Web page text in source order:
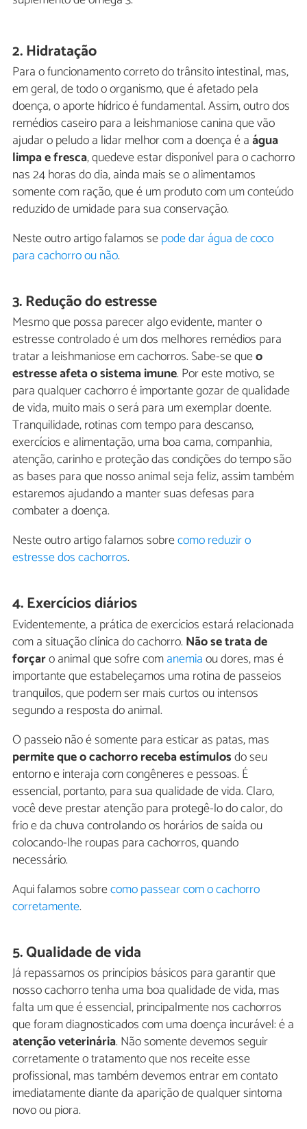
2. Hidratação
Para o funcionamento correto do trânsito intestinal, mas,
em geral, de todo o organismo, que é afetado pela
doença, o aporte hídrico é fundamental. Assim, outro dos
remédios caseiro para a leishmaniose canina que vão
ajudar o peludo a lidar melhor com a doença é aágua
limpa e fresca, quedeve estar disponível para o cachorro
nas 24 horas do dia, ainda mais se o alimentamos
somente com ração, que é um produto com um conteúdo
reduzido de umidade para sua conservação.
Neste outro artigo falamos sepode dar água de coco
para cachorro ou não.
3. Redução do estresse
Mesmo que possa parecer algo evidente, manter o
estresse controlado é um dos melhores remédios para
tratar a leishmaniose em cachorros. Sabe-se queo
estresse afeta o sistema imune. Por este motivo, se
para qualquer cachorro é importante gozar de qualidade
de vida, muito mais o será para um exemplar doente.
Tranquilidade, rotinas com tempo para descanso,
exercícios e alimentação, uma boa cama, companhia,
atenção, carinho e proteção das condições do tempo são
as bases para que nosso animal seja feliz, assim também
estaremos ajudando a manter suas defesas para
combater a doença.
Neste outro artigo falamos sobrecomo reduzir o
estresse dos cachorros.
4. Exercícios diários
Evidentemente, a prática de exercícios estará relacionada
com a situação clínica do cachorro. Não se trata de
forçaro animal que sofre comanemiaou dores, mas é
importante que estabeleçamos uma rotina de passeios
tranquilos, que podem ser mais curtos ou intensos
segundo a resposta do animal.
O passeio não é somente para esticar as patas, mas
permite que o cachorro receba estímulosdo seu
entorno e interaja com congêneres e pessoas. É
essencial, portanto, para sua qualidade de vida. Claro,
você deve prestar atenção para protegê-lo do calor, do
frio e da chuva controlando os horários de saída ou
colocando-lhe roupas para cachorros, quando
necessário.
Aqui falamos sobrecomo passear com o cachorro
corretamente.
5. Qualidade de vida
Já repassamos os princípios básicos para garantir que
nosso cachorro tenha uma boa qualidade de vida, mas
falta um que é essencial, principalmente nos cachorros
que foram diagnosticados com uma doença incurável: é a
atenção veterinária. Não somente devemos seguir
corretamente o tratamento que nos receite esse
profissional, mas também devemos entrar em contato
imediatamente diante da aparição de qualquer sintoma
novo ou piora.